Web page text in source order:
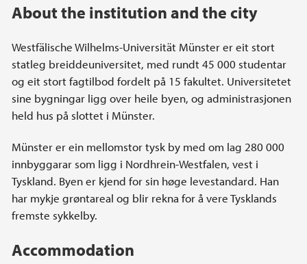
About the institution and the city
Westfälische Wilhelms-Universität Münster er eit stort
statleg breiddeuniversitet, med rundt 45 000 studentar
og eit stort fagtilbod fordelt på 15 fakultet. Universitetet
sine bygningar ligg over heile byen, og administrasjonen
held hus på slottet i Münster.
Münster er ein mellomstor tysk by med om lag 280 000
innbyggarar som ligg i Nordhrein-Westfalen, vest i
Tyskland. Byen er kjend for sin høge levestandard. Han
har mykje grøntareal og blir rekna for å vere Tysklands
fremste sykkelby.
Accommodation